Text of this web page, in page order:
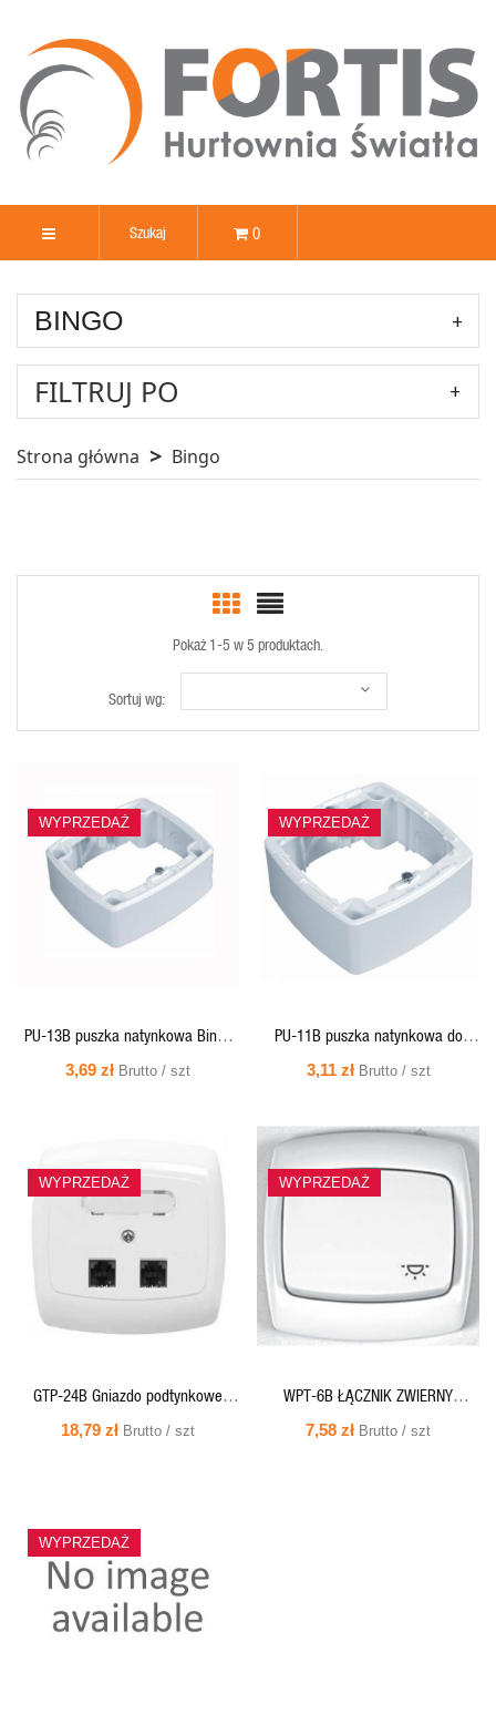
0
BINGO
FILTRUJ PO
Strona główna Bingo
Pokaż 1-5 w 5 produktach.
Sortuj wg:
WYPRZEDAŻSZYBKI
PODGLĄD
PU-13B puszka natynkowa Bingo
do gniazd, podwójna
3,69 zł Brutto / szt
WYPRZEDAŻ
SZYBKI
PODGLĄD
PU-11B puszka natynkowa do
łaczników Bingo
3,11 zł Brutto / szt
WYPRZEDAŻ
SZYBKI
PODGLĄD
GTP-24B Gniazdo podtynkowe
telefoniczne podwójne 2xRJ-11,
18,79 zł Brutto / szt
WYPRZEDAŻSZYBKI
WPT-6B ŁĄCZNIK ZWIERNY
ŚWIATŁO BIAŁY BINGO
7,58 zł Brutto / szt
WYPRZEDAŻ
SZYBKI
PODGLĄD